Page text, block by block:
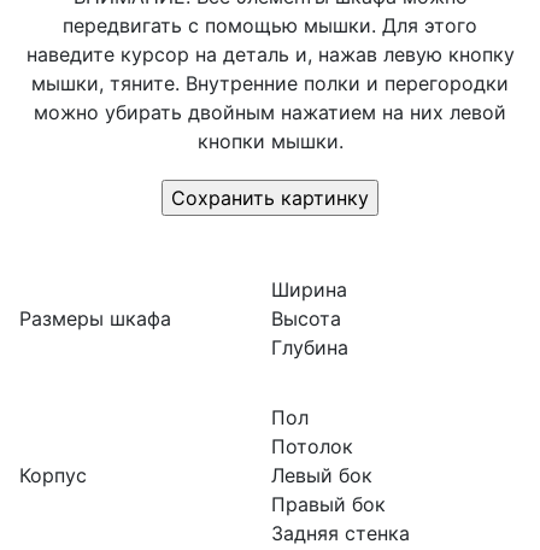
передвигать с помощью мышки. Для этого
наведите курсор на деталь и, нажав левую кнопку
мышки, тяните. Внутренние полки и перегородки
можно убирать двойным нажатием на них левой
кнопки мышки.
Размеры шкафа
Корпус
Ширина
Высота
Глубина
Пол
Потолок
Левый бок
Правый бок
Задняя стенка